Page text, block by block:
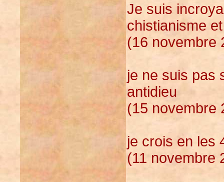
Je suis
chistianisme
(16 novembre
je ne suis pas
antidieu
(15 novembre
je crois en les
(11 novembre